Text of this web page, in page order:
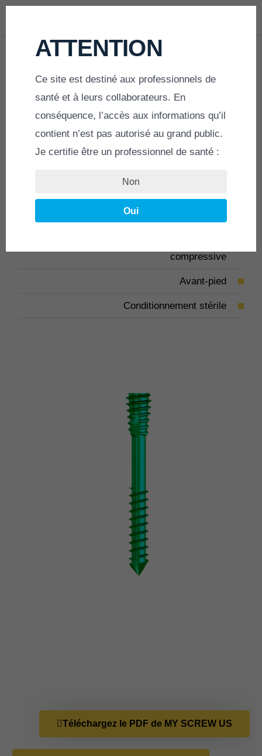
MY SCREW 2.5 NON CANULÉE
MY SCREW US
vis Ø 2.5 mm non perforée
Vis titane ISO 5832-3
compressive
Avant-pied
Conditionnement stérile
Téléchargez le PDF de MY SCREW US
ATTENTION
Ce site est destiné aux professionnels de
santé et à leurs collaborateurs. En
conséquence, l’accès aux informations qu’il
contient n’est pas autorisé au grand public.
Je certifie être un professionnel de santé :
Non
Oui